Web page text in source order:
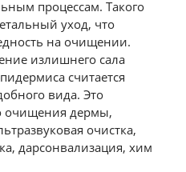
процессам. Такого
уход, что
на очищении.
излишнего сала
считается
вида. Это
очищения дермы,
очистка,
дарсонвализация, хим